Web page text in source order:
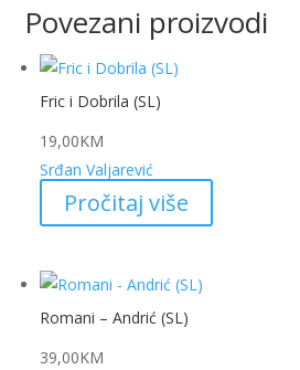
Povezani proizvodi
Fric i Dobrila (SL)
19,00KM
Srđan Valjarević
Pročitaj više
Romani – Andrić (SL)
39,00KM